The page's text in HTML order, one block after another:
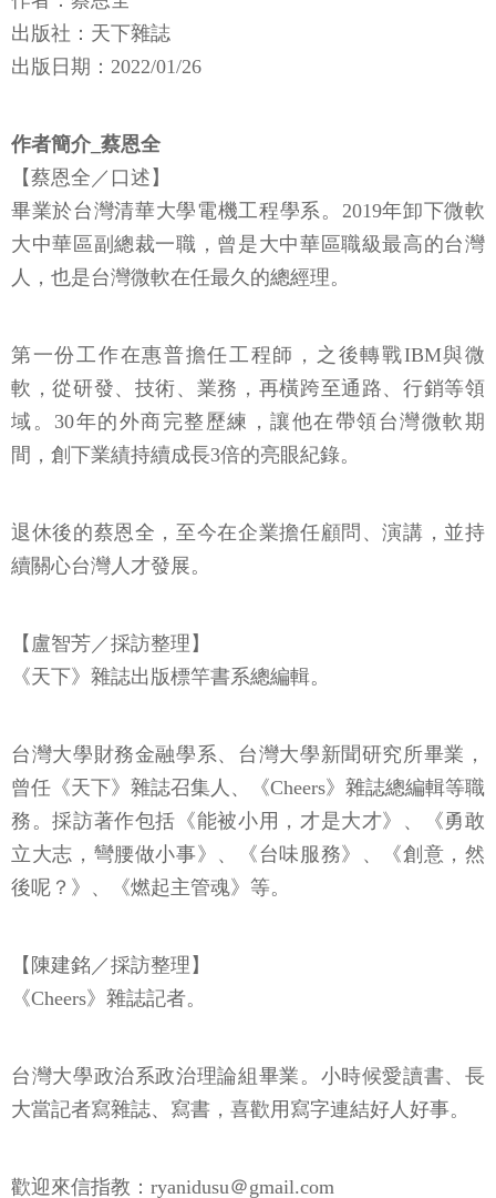
出版社：天下雜誌
出版日期：2022/01/26
作者簡介_蔡恩全
【蔡恩全／口述】
畢業於台灣清華大學電機工程學系。2019年卸下微軟
大中華區副總裁一職，曾是大中華區職級最高的台灣
人，也是台灣微軟在任最久的總經理。
第一份工作在惠普擔任工程師，之後轉戰IBM與微
軟，從研發、技術、業務，再橫跨至通路、行銷等領
域。30年的外商完整歷練，讓他在帶領台灣微軟期
間，創下業績持續成長3倍的亮眼紀錄。
退休後的蔡恩全，至今在企業擔任顧問、演講，並持
續關心台灣人才發展。
【盧智芳／採訪整理】
《天下》雜誌出版標竿書系總編輯。
台灣大學財務金融學系、台灣大學新聞研究所畢業，
曾任《天下》雜誌召集人、《Cheers》雜誌總編輯等職
務。採訪著作包括《能被小用，才是大才》、《勇敢
立大志，彎腰做小事》、《台味服務》、《創意，然
後呢？》、《燃起主管魂》等。
【陳建銘／採訪整理】
《Cheers》雜誌記者。
台灣大學政治系政治理論組畢業。小時候愛讀書、長
大當記者寫雜誌、寫書，喜歡用寫字連結好人好事。
歡迎來信指教：ryanidusu＠gmail.com